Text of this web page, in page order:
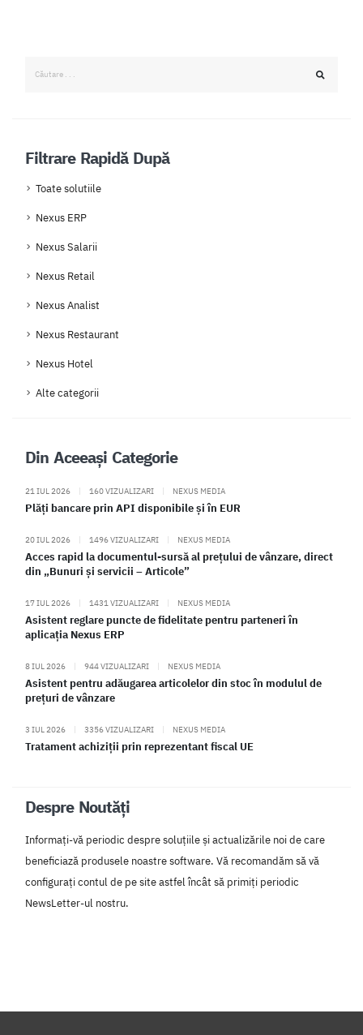
Filtrare Rapidă După
Toate solutiile
Nexus ERP
Nexus Salarii
Nexus Retail
Nexus Analist
Nexus Restaurant
Nexus Hotel
Alte categorii
Din Aceeași Categorie
21 IUL 2026 | 160 VIZUALIZARI | NEXUS MEDIA
Plăți bancare prin API disponibile și în EUR
20 IUL 2026 | 1496 VIZUALIZARI | NEXUS MEDIA
Acces rapid la documentul-sursă al prețului de vânzare, direct
din „Bunuri și servicii – Articole”
17 IUL 2026 | 1431 VIZUALIZARI | NEXUS MEDIA
Asistent reglare puncte de fidelitate pentru parteneri în
aplicația Nexus ERP
8 IUL 2026 | 944 VIZUALIZARI | NEXUS MEDIA
Asistent pentru adăugarea articolelor din stoc în modulul de
prețuri de vânzare
3 IUL 2026 | 3356 VIZUALIZARI | NEXUS MEDIA
Tratament achiziții prin reprezentant fiscal UE
Despre Noutăți
Informați-vă periodic despre soluțiile și actualizările noi de care
beneficiază produsele noastre software. Vă recomandăm să vă
configurați contul de pe site astfel încât să primiți periodic
NewsLetter-ul nostru.